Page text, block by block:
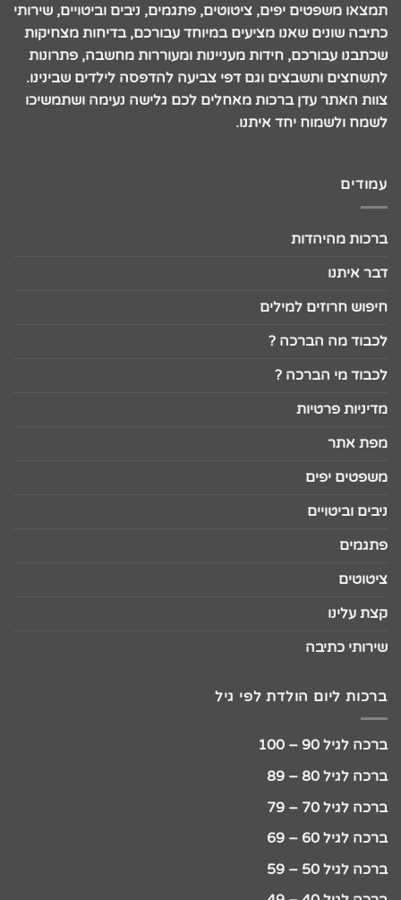
תמצאו משפטים יפים, ציטוטים, פתגמים, ניבים וביטויים, שירותי
כתיבה שונים שאנו מציעים במיוחד עבורכם, בדיחות מצחיקות
שכתבנו עבורכם, חידות מעניינות ומעוררות מחשבה, פתרונות
לתשחצים ותשבצים וגם דפי צביעה להדפסה לילדים שבינינו.
צוות האתר עדן ברכות מאחלים לכם גלישה נעימה ושתמשיכו
לשמח ולשמוח יחד איתנו.
עמודים
ברכות מהיהדות
דבר איתנו
חיפוש חרוזים למילים
לכבוד מה הברכה ?
לכבוד מי הברכה ?
מדיניות פרטיות
מפת אתר
משפטים יפים
ניבים וביטויים
פתגמים
ציטוטים
קצת עלינו
שירותי כתיבה
ברכות ליום הולדת לפי גיל
ברכה לגיל 90 – 100
ברכה לגיל 80 – 89
ברכה לגיל 70 – 79
ברכה לגיל 60 – 69
ברכה לגיל 50 – 59